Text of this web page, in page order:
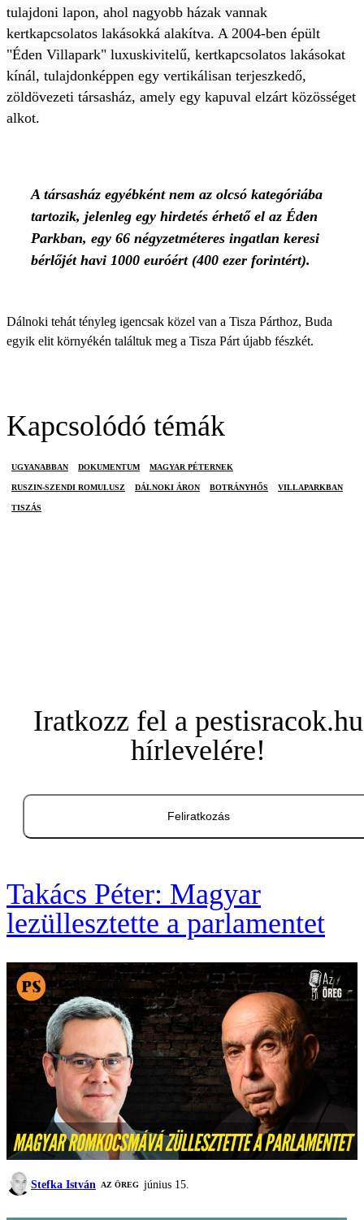
tulajdoni lapon, ahol nagyobb házak vannak
kertkapcsolatos lakásokká alakítva. A 2004-ben épült
"Éden Villapark" luxuskivitelű, kertkapcsolatos lakásokat
kínál, tulajdonképpen egy vertikálisan terjeszkedő,
zöldövezeti társasház, amely egy kapuval elzárt közösséget
alkot.
A társasház egyébként nem az olcsó kategóriába
tartozik, jelenleg egy hirdetés érhető el az Éden
Parkban, egy 66 négyzetméteres ingatlan keresi
bérlőjét havi 1000 euróért (400 ezer forintért).
Dálnoki tehát tényleg igencsak közel van a Tisza Párthoz, Buda
egyik elit környékén találtuk meg a Tisza Párt újabb fészkét.
Kapcsolódó témák
UGYANABBAN DOKUMENTUM MAGYAR PÉTERNEK
RUSZIN-SZENDI ROMULUSZ DÁLNOKI ÁRON BOTRÁNYHŐS VILLAPARKBAN
TISZÁS
Iratkozz fel a pestisracok.hu
hírlevelére!
Feliratkozás
Takács Péter: Magyar
lezüllesztette a parlamentet
Stefka István AZ ÖREG június 15.